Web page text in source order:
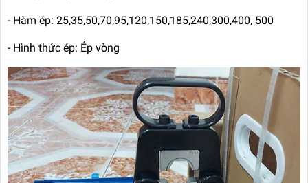
- Hàm ép: 25,35,50,70,95,120,150,185,240,300,400, 500
- Hình thức ép: Ép vòng